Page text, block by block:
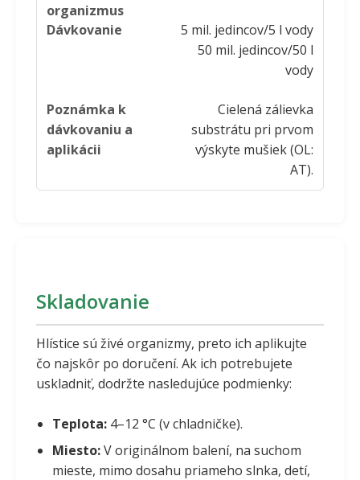
5 mil. jedincov/5 l vody
50 mil. jedincov/50 l
vody
Cielená zálievka
substrátu pri prvom
výskyte mušiek (OL:
AT).
Skladovanie
Hlístice sú živé organizmy, preto ich aplikujte
čo najskôr po doručení. Ak ich potrebujete
uskladniť, dodržte nasledujúce podmienky:
Teplota: 4–12 °C (v chladničke).
Miesto:V originálnom balení, na suchom
mieste, mimo dosahu priameho slnka, detí,